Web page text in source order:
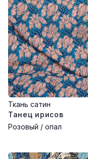
Особенности:
Сатиновая ткань
насыщенностью
интерьера.
пространств, где
практичности.
Ткань сатин
Танец ирисов
Розовый / опал